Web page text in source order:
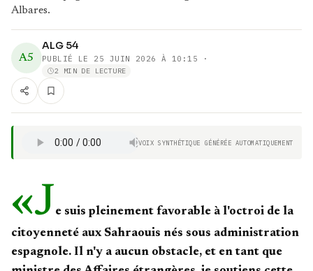
Albares.
A5
ALG 54
PUBLIÉ LE 25 JUIN 2026 À 10:15 ·
2 MIN DE LECTURE
VOIX SYNTHÉTIQUE GÉNÉRÉE AUTOMATIQUEMENT
«J e suis pleinement favorable à l'octroi de la
citoyenneté aux Sahraouis nés sous administration
espagnole. Il n'y a aucun obstacle, et en tant que